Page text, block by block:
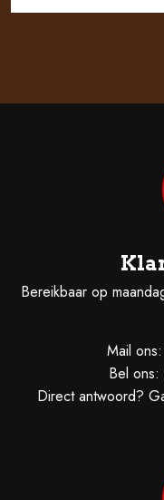
Bereikbaar op
Mail ons:
Bel ons:
Direct antwoord?